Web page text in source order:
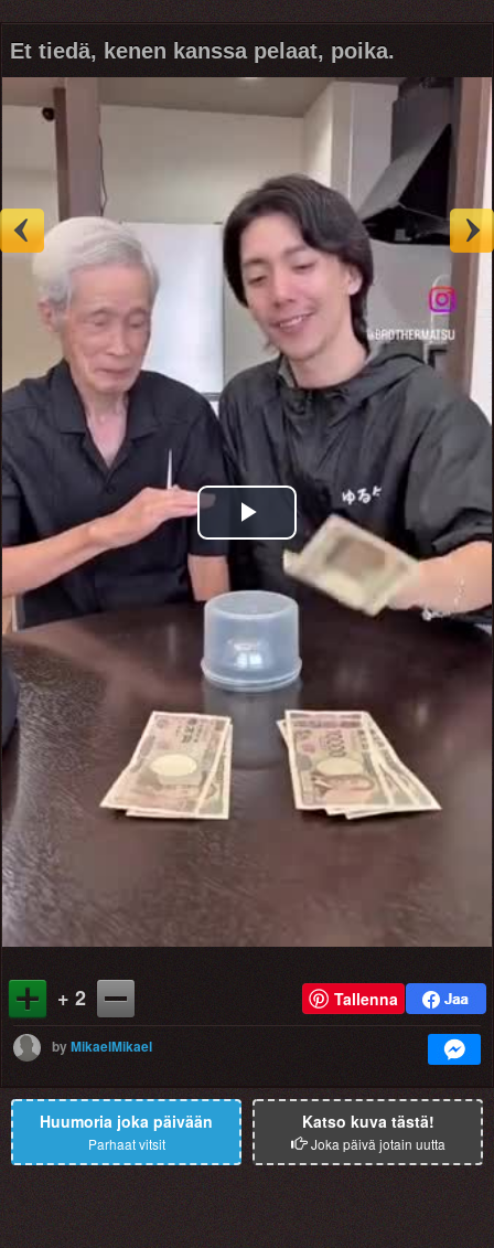
Et tiedä, kenen kanssa pelaat, poika.
Play
Video
+ 2 Tallenna
byMikaelMikael
Huumoria joka päivään
Parhaat vitsit
Katso kuva tästä!
Joka päivä jotain uutta